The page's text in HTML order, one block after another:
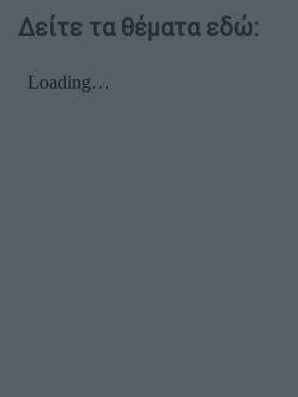
Δείτε τα θέματα εδώ: